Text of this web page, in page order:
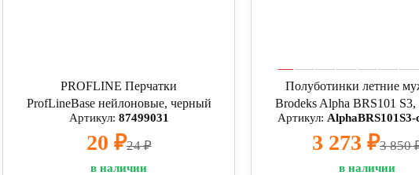
PROFLINE Перчатки
ProfLineBase нейлоновые, черный
Артикул: 87499031
20 ₽24 ₽
в наличии
Полуботинки летние
Brodeks Alpha BRS101
Артикул:
3 273 ₽3 850
в наличии